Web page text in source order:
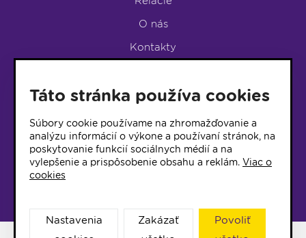
O nás
Kontakty
LUMEN KLUB
LUMEN KLUB PRIHLÁŠKA
© 2017 Rádio Lumen, Všetky práva vyhradené
Táto stránka používa cookies
Súbory cookie používame na zhromažďovanie a
analýzu informácií o výkone a používaní stránok, na
poskytovanie funkcií sociálnych médií a na
vylepšenie a prispôsobenie obsahu a reklám. Viac o
cookies
Nastavenia
Zakázať
Povoliť